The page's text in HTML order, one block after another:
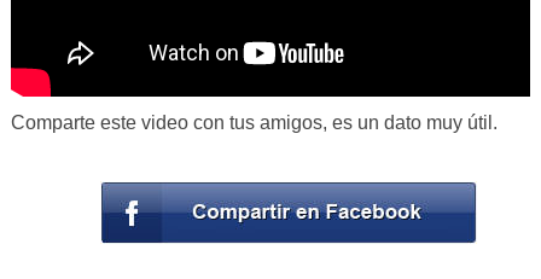
Comparte este video con tus amigos, es un dato muy útil.